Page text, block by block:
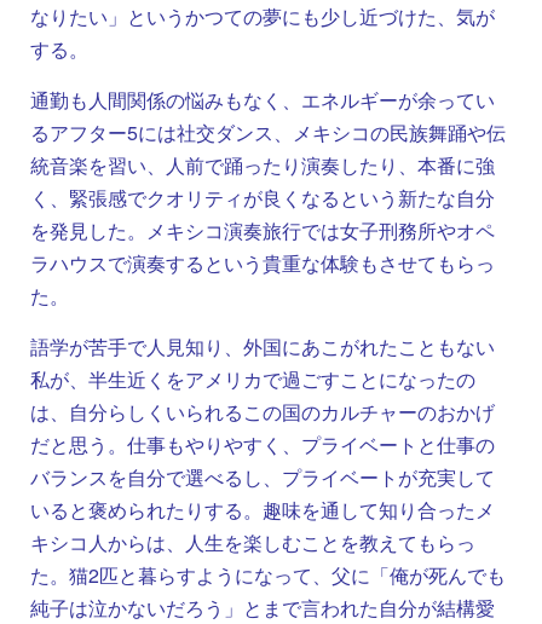
なりたい」というかつての夢にも少し近づけた、気が
する。
通勤も人間関係の悩みもなく、エネルギーが余ってい
るアフター5には社交ダンス、メキシコの民族舞踊や伝
統音楽を習い、人前で踊ったり演奏したり、本番に強
く、緊張感でクオリティが良くなるという新たな自分
を発見した。メキシコ演奏旅行では女子刑務所やオペ
ラハウスで演奏するという貴重な体験もさせてもらっ
た。
語学が苦手で人見知り、外国にあこがれたこともない
私が、半生近くをアメリカで過ごすことになったの
は、自分らしくいられるこの国のカルチャーのおかげ
だと思う。仕事もやりやすく、プライベートと仕事の
バランスを自分で選べるし、プライベートが充実して
いると褒められたりする。趣味を通して知り合ったメ
キシコ人からは、人生を楽しむことを教えてもらっ
た。猫2匹と暮らすようになって、父に「俺が死んでも
純子は泣かないだろう」とまで言われた自分が結構愛